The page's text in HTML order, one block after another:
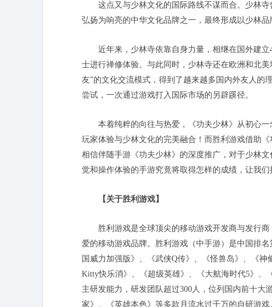
这点又与少林文化的国际路线不谋而合。少林
弘扬为响亮的中华文化品牌之一，最终形成以少林
近年来，少林寺依靠自身力量，相继在国外建
士进行禅修体验。与此同时，少林寺还在欧洲和北
友”的文化交流模式，得到了越来越多国内外友人的
尝试，一次通过游戏打入国际市场的另辟蹊径。
本着纯粹的向往与热爱，《功夫少林》从初心
玩家体验与少林文化的完美融合！而胜利游戏借助
相信伴随手游《功夫少林》的深度推广，对于少林
觉和操作体验的手游究竟将取得怎样的成绩，让我们
【关于胜利游戏】
胜利游戏是全球顶尖的移动游戏开发商与发行
爱的移动游戏品牌。胜利游戏（中手游）是中国排
国威力加强版》、《武侠Q传》、《怪兽岛》、《
Kitty快乐消》、《超级英雄》、《大航海时代5》、
主研发能力，研发团队超过300人，位列国内前十大
家》、《英雄本色》等多款月流水过千万的自研游